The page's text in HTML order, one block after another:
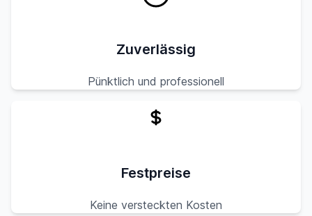
Zuverlässig
Pünktlich und professionell
Festpreise
Keine versteckten Kosten